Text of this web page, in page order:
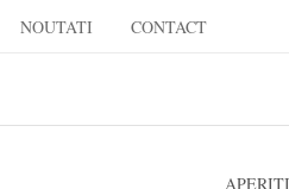
NOUTATI CONTACT